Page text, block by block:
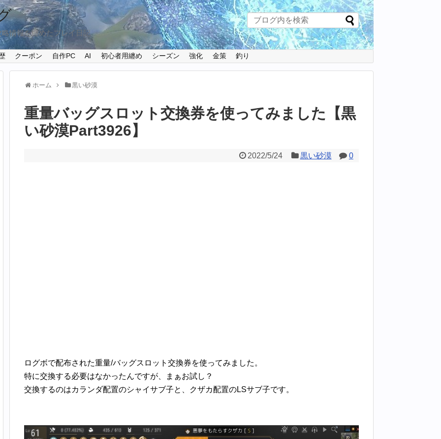
情報を纏めたプレイ日記
クーポン 自作PC AI 初心者用纏め シーズン 強化 金策 釣り
ホーム 黒い砂漠
重量バッグスロット交換券を使ってみました【黒
い砂漠Part3926】
2022/5/24 黒い砂漠 0
ログボで配布された重量/バッグスロット交換券を使ってみました。
特に交換する必要はなかったんですが、まぁお試し？
交換するのはカランダ配置のシャイサブ子と、クザカ配置のLSサブ子です。